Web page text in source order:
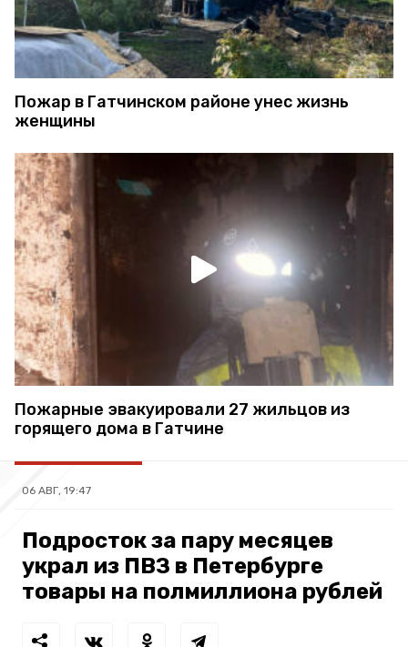
Пожар в Гатчинском районе унес жизнь
женщины
Пожарные эвакуировали 27 жильцов из
горящего дома в Гатчине
06 АВГ, 19:47
Подросток за пару месяцев
украл из ПВЗ в Петербурге
товары на полмиллиона рублей